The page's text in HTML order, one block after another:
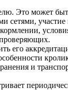
Это может
участие
его
и